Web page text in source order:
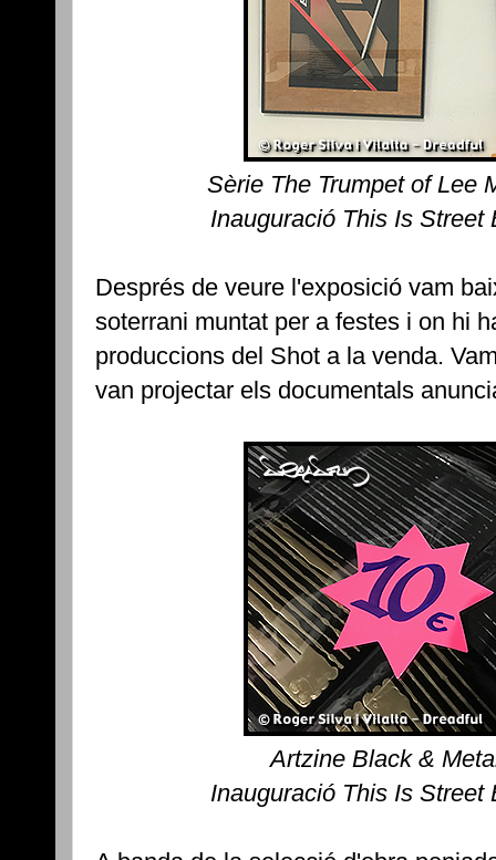
Sèrie The Trumpet of Lee
Inauguració This Is Street
Després de veure l'exposició vam
soterrani muntat per a festes i on hi
produccions del Shot a la venda.
van projectar els documentals
Artzine Black &
Inauguració This Is Street